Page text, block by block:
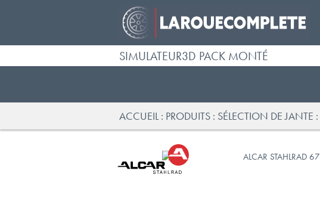
SIMULATEUR3D PACK MONTÉ
ACCUEIL PRODUITS SÉLECTION DE JANTE